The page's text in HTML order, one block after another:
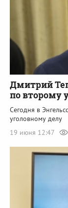
Дмитрий
по второму
Сегодня в
уголовному делу
19 июня 12:47